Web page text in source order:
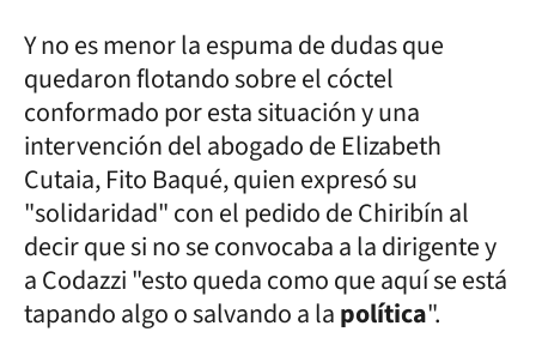
Y no es menor la espuma de dudas que
quedaron flotando sobre el cóctel
conformado por esta situación y una
intervención del abogado de Elizabeth
Cutaia, Fito Baqué, quien expresó su
"solidaridad" con el pedido de Chiribín al
decir que si no se convocaba a la dirigente y
a Codazzi "esto queda como que aquí se está
tapando algo o salvando a lapolítica".